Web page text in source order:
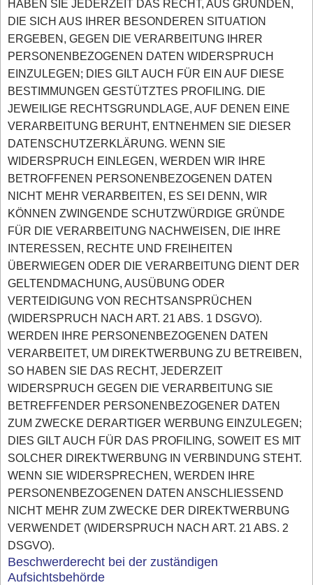
HABEN SIE JEDERZEIT DAS RECHT, AUS GRÜNDEN,
DIE SICH AUS IHRER BESONDEREN SITUATION
ERGEBEN, GEGEN DIE VERARBEITUNG IHRER
PERSONENBEZOGENEN DATEN WIDERSPRUCH
EINZULEGEN; DIES GILT AUCH FÜR EIN AUF DIESE
BESTIMMUNGEN GESTÜTZTES PROFILING. DIE
JEWEILIGE RECHTSGRUNDLAGE, AUF DENEN EINE
VERARBEITUNG BERUHT, ENTNEHMEN SIE DIESER
DATENSCHUTZERKLÄRUNG. WENN SIE
WIDERSPRUCH EINLEGEN, WERDEN WIR IHRE
BETROFFENEN PERSONENBEZOGENEN DATEN
NICHT MEHR VERARBEITEN, ES SEI DENN, WIR
KÖNNEN ZWINGENDE SCHUTZWÜRDIGE GRÜNDE
FÜR DIE VERARBEITUNG NACHWEISEN, DIE IHRE
INTERESSEN, RECHTE UND FREIHEITEN
ÜBERWIEGEN ODER DIE VERARBEITUNG DIENT DER
GELTENDMACHUNG, AUSÜBUNG ODER
VERTEIDIGUNG VON RECHTSANSPRÜCHEN
(WIDERSPRUCH NACH ART. 21 ABS. 1 DSGVO).
WERDEN IHRE PERSONENBEZOGENEN DATEN
VERARBEITET, UM DIREKTWERBUNG ZU BETREIBEN,
SO HABEN SIE DAS RECHT, JEDERZEIT
WIDERSPRUCH GEGEN DIE VERARBEITUNG SIE
BETREFFENDER PERSONENBEZOGENER DATEN
ZUM ZWECKE DERARTIGER WERBUNG EINZULEGEN;
DIES GILT AUCH FÜR DAS PROFILING, SOWEIT ES MIT
SOLCHER DIREKTWERBUNG IN VERBINDUNG STEHT.
WENN SIE WIDERSPRECHEN, WERDEN IHRE
PERSONENBEZOGENEN DATEN ANSCHLIESSEND
NICHT MEHR ZUM ZWECKE DER DIREKTWERBUNG
VERWENDET (WIDERSPRUCH NACH ART. 21 ABS. 2
DSGVO).
Beschwerderecht bei der zuständigen
Aufsichtsbehörde